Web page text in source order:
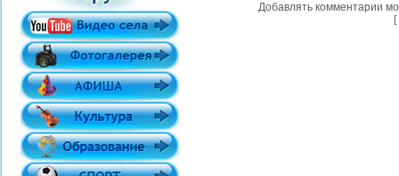
Добавлять комментарии
[